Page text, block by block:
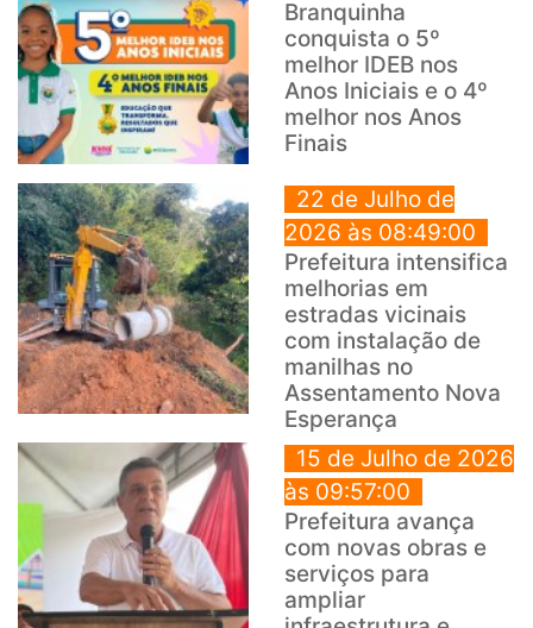
Branquinha
conquista o 5º
melhor IDEB nos
Anos Iniciais e o 4º
melhor nos Anos
Finais
22 de Julho de
2026 às 08:49:00
Prefeitura intensifica
melhorias em
estradas vicinais
com instalação de
manilhas no
Assentamento Nova
Esperança
15 de Julho de 2026
às 09:57:00
Prefeitura avança
com novas obras e
serviços para
ampliar